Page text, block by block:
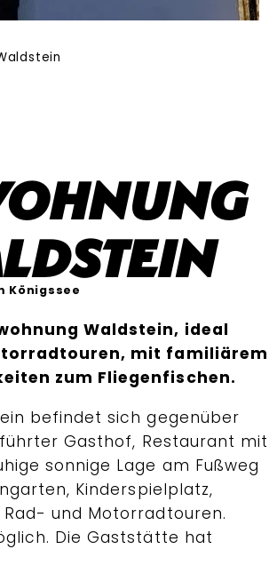
Königssee
Waldstein, ideal
mit familiärem
zum Fliegenfischen.
befindet sich gegenüber
Gasthof, Restaurant mit
sonnige Lage am Fußweg
Kinderspielplatz,
und Motorradtouren.
Die Gaststätte hat